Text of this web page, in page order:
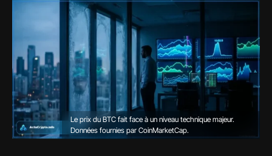
Le prix du BTC fait face à un niveau technique majeur.
Données fournies par CoinMarketCap.